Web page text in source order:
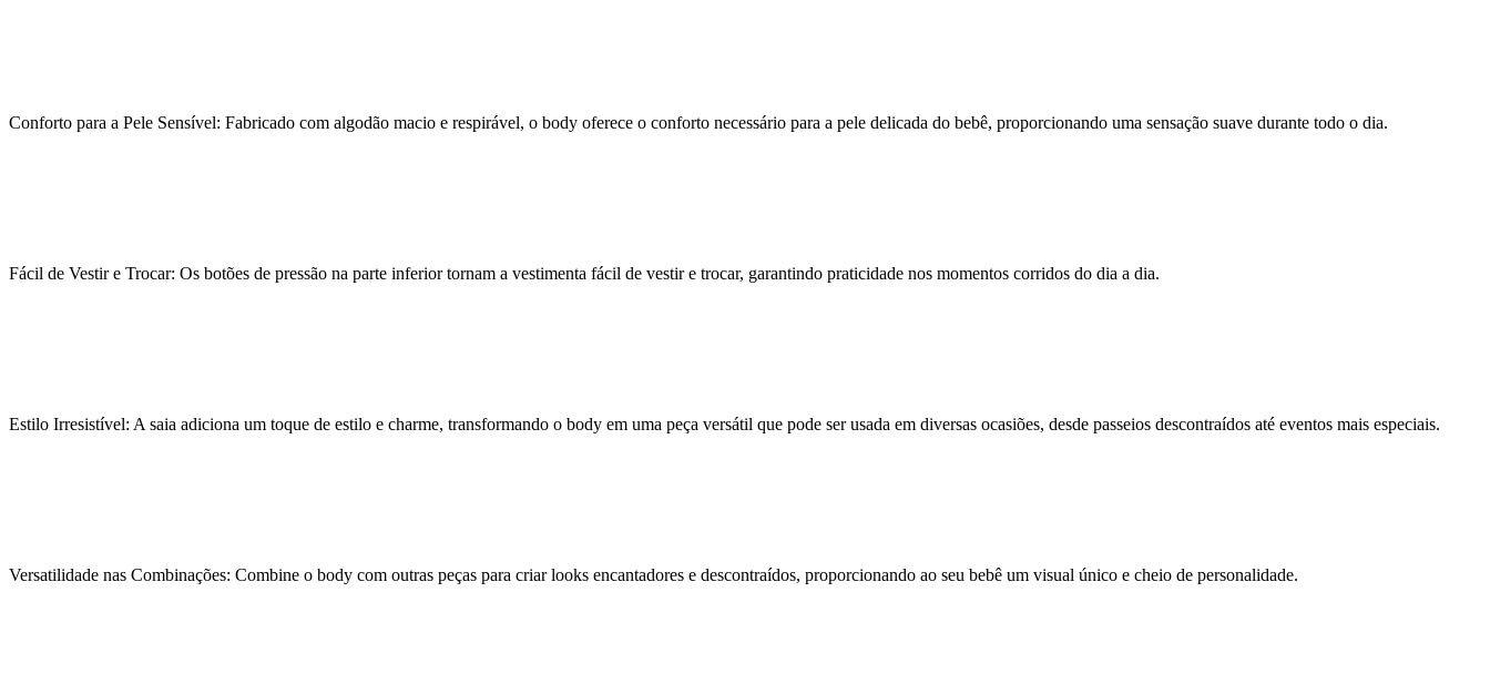
Conforto para a Pele Sensível: Fabricado com algodão macio e respirável, o body oferece o conforto necessário para a pele delicada do bebê, proporcionando uma sensação suave durante todo o dia.
Fácil de Vestir e Trocar: Os botões de pressão na parte inferior tornam a vestimenta fácil de vestir e trocar, garantindo praticidade nos momentos corridos do dia a dia.
Estilo Irresistível: A saia adiciona um toque de estilo e charme, transformando o body em uma peça versátil que pode ser usada em diversas ocasiões, desde passeios descontraídos até eventos mais especiais.
Versatilidade nas Combinações: Combine o body com outras peças para criar looks encantadores e descontraídos, proporcionando ao seu bebê um visual único e cheio de personalidade.